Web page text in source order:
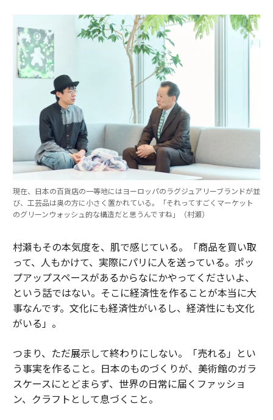
現在、日本の百貨店の一等地にはヨーロッパのラグジュアリーブランドが並
び、工芸品は奥の方に小さく置かれている。「それってすごくマーケット
のグリーンウォッシュ的な構造だと思うんですね」（村瀬）
村瀬もその本気度を、肌で感じている。「商品を買い取
って、人もかけて、実際にパリに人を送っている。ポッ
プアップスペースがあるからなにかやってくださいよ、
という話ではない。そこに経済性を作ることが本当に大
事なんです。文化にも経済性がいるし、経済性にも文化
がいる」。
つまり、ただ展示して終わりにしない。「売れる」とい
う事実を作ること。日本のものづくりが、美術館のガラ
スケースにとどまらず、世界の日常に届くファッショ
ン、クラフトとして息づくこと。